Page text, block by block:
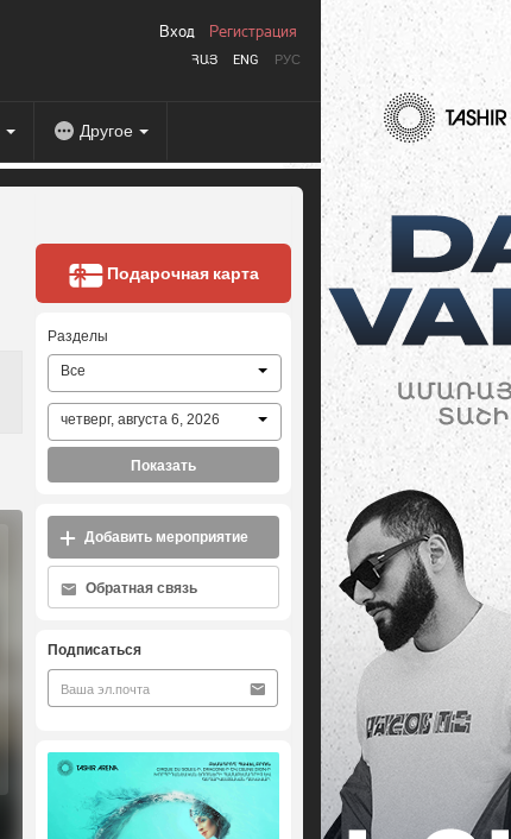
ՀԱՅ ENG РУС
Вход Регистрация
Другое
Подарочная карта
Разделы
Все
четверг, августа 6, 2026
Показать
Добавить мероприятие
Обратная связь
Подписаться